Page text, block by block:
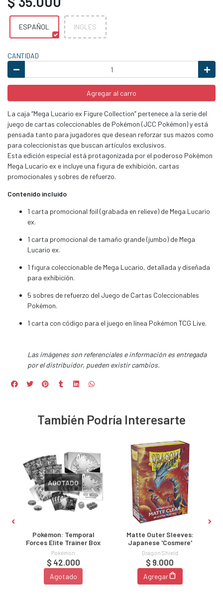
ESPAÑOL INGLES
CANTIDAD
Agregar al carro
La caja “Mega Lucario ex Figure Collection” pertenece a la serie del
juego de cartas coleccionables de Pokémon (JCC Pokémon) y está
pensada tanto para jugadores que desean reforzar sus mazos como
para coleccionistas que buscan artículos exclusivos.
Esta edición especial está protagonizada por el poderoso Pokémon
Mega Lucario ex e incluye una figura de exhibición, cartas
promocionales y sobres de refuerzo.
Contenido incluido
1 carta promocional foil (grabada en relieve) de Mega Lucario
ex.
1 carta promocional de tamaño grande (jumbo) de Mega
Lucario ex.
1 figura coleccionable de Mega Lucario, detallada y diseñada
para exhibición.
5 sobres de refuerzo del Juego de Cartas Coleccionables
Pokémon.
1 carta con código para el juego en línea Pokémon TCG Live.
Las imágenes son referenciales e información es entregada
por el distribuidor, pueden existir cambios.
También Podría Interesarte
AGOTADO
Pokémon: Temporal
Forces Elite Trainer Box
Pokémon
$ 42.000
Agotado
Matte Outer Sleeves:
Japanese 'Cosmere'
Dragon Shield
$ 9.000
Agregar